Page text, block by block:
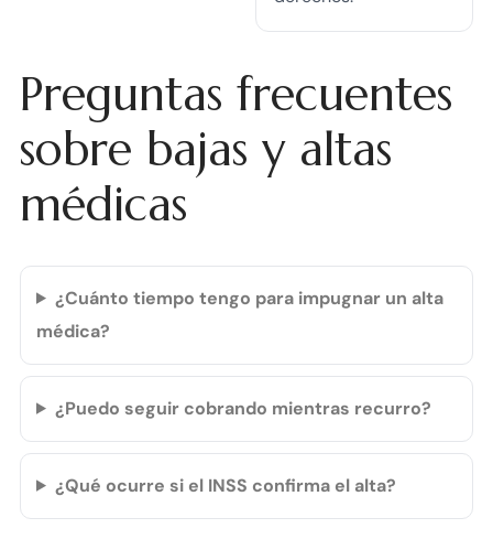
Preguntas frecuentes
sobre bajas y altas
médicas
¿Cuánto tiempo tengo para impugnar un alta
médica?
¿Puedo seguir cobrando mientras recurro?
¿Qué ocurre si el INSS confirma el alta?